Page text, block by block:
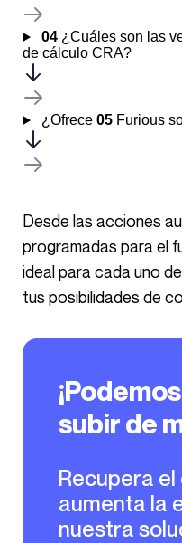
¡Podemos ayudarte a
subir de
Recupera el control y
aumenta la
nuestra
04¿Cuáles son las
de cálculo CRA?
¿Ofrece 05Furious
Desde las acciones automatizadas hasta las
programadas para el
ideal para cada uno
tus posibilidades de